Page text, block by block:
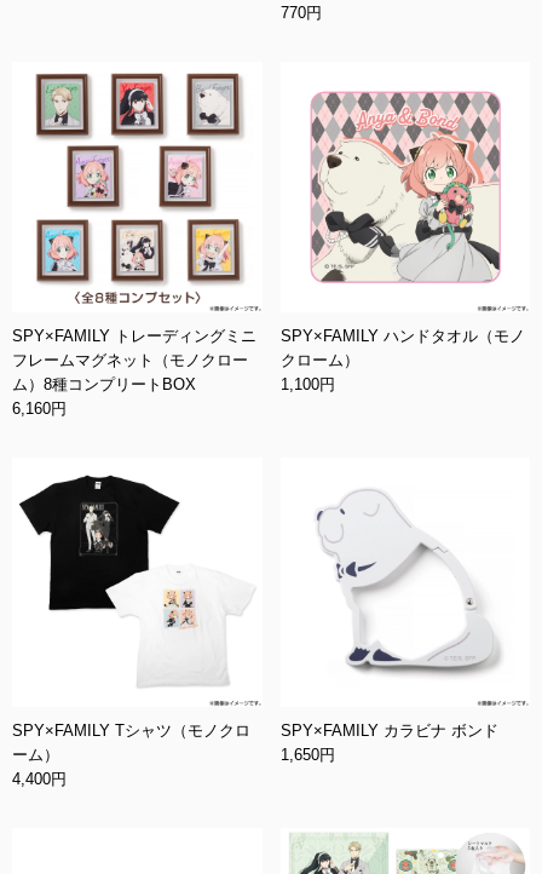
770円
SPY×FAMILY トレーディングミニ
フレームマグネット（モノクロー
ム）8種コンプリートBOX
6,160円
SPY×FAMILY ハンドタオル（モノ
クローム）
1,100円
SPY×FAMILY Tシャツ（モノクロ
ーム）
4,400円
SPY×FAMILY カラビナ ボンド
1,650円